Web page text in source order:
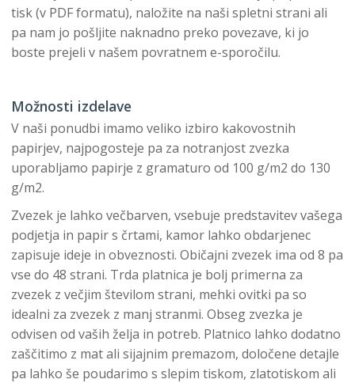
tisk (v PDF formatu), naložite na naši spletni strani ali
pa nam jo pošljite naknadno preko povezave, ki jo
boste prejeli v našem povratnem e-sporočilu.
Možnosti izdelave
V naši ponudbi imamo veliko izbiro kakovostnih
papirjev, najpogosteje pa za notranjost zvezka
uporabljamo papirje z gramaturo od 100 g/m2 do 130
g/m2.
Zvezek je lahko večbarven, vsebuje predstavitev vašega
podjetja in papir s črtami, kamor lahko obdarjenec
zapisuje ideje in obveznosti. Običajni zvezek ima od 8 pa
vse do 48 strani. Trda platnica je bolj primerna za
zvezek z večjim številom strani, mehki ovitki pa so
idealni za zvezek z manj stranmi. Obseg zvezka je
odvisen od vaših želja in potreb. Platnico lahko dodatno
zaščitimo z mat ali sijajnim premazom, določene detajle
pa lahko še poudarimo s slepim tiskom, zlatotiskom ali